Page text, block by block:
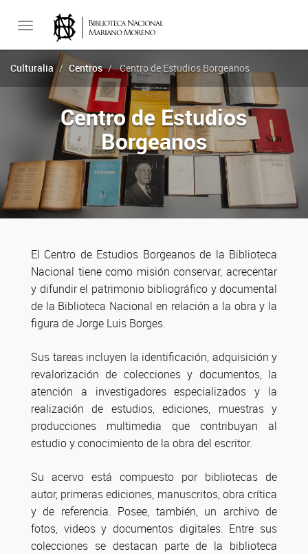
Toggle
navigation
Culturalia Centros Centro de Estudios Borgeanos
Centro de Estudios
Borgeanos
El Centro de Estudios Borgeanos de la Biblioteca
Nacional tiene como misión conservar, acrecentar
y difundir el patrimonio bibliográfico y documental
de la Biblioteca Nacional en relación a la obra y la
figura de Jorge Luis Borges.
Sus tareas incluyen la identificación, adquisición y
revalorización de colecciones y documentos, la
atención a investigadores especializados y la
realización de estudios, ediciones, muestras y
producciones multimedia que contribuyan al
estudio y conocimiento de la obra del escritor.
Su acervo está compuesto por bibliotecas de
autor, primeras ediciones, manuscritos, obra crítica
y de referencia. Posee, también, un archivo de
fotos, videos y documentos digitales. Entre sus
colecciones se destacan parte de la biblioteca